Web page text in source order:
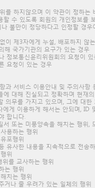
를 하지않으며 이 약관이 정하
할 수 있도록 회원의 개인정보를
불만이 정당하다고 인정할 경
이 제3자에게 누설, 배포하지
국가기관의 요구가 있는 경우
보통신윤리위원회의 요청이 있
요청이 있는 경우
과 서비스 이용안내 및 주의사항
대해 진실되고 정확하며 현재
의무를 가지고 있으며, 그에 대
게 이용하게 해서는 안되며,
합니다.
서 또는 미풍양속을 해치는 행위
용하는 행위
포행위
유사한 내용을 지속적으로 전송
위
를 교사하는 행위
는 행위
치는 행위
나 줄 우려가 있는 일체의 행위